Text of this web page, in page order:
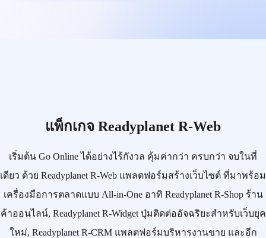
แพ็กเกจ Readyplanet R-Web
เริ่มต้น Go Onlineได้อย่างไร้กังวล คุ้มค่ากว่า ครบกว่า จบในที่
เดียว ด้วย Readyplanet R-Web แพลตฟอร์มสร้างเว็บไซต์ ที่มาพร้อม
เครื่องมือการตลาดแบบ All-in-Oneอาทิ Readyplanet R-Shopร้าน
ค้าออนไลน์, Readyplanet R-Widgetปุ่มติดต่ออัจฉริยะสำหรับเว็บยุค
ใหม่, Readyplanet R-CRMแพลตฟอร์มบริหารงานขาย และอีก